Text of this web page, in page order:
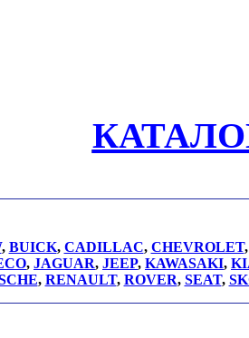
, BUICK, CADILLAC, CHEVROLET,
, JAGUAR, JEEP, KAWASAKI,
, RENAULT, ROVER, SEAT,